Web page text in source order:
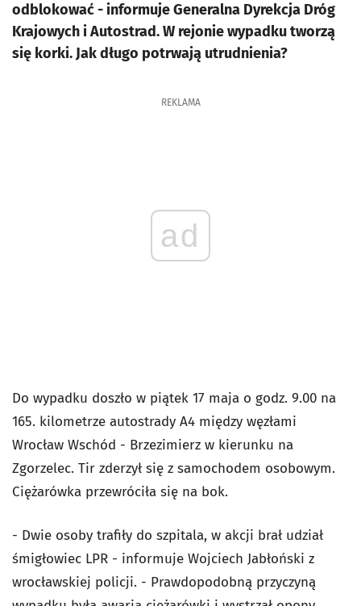
odblokować - informuje Generalna Dyrekcja Dróg
Krajowych i Autostrad. W rejonie wypadku tworzą
się korki. Jak długo potrwają utrudnienia?
REKLAMA
ad
Do wypadku doszło w piątek 17 maja o godz. 9.00 na
165. kilometrze autostrady A4 między węzłami
Wrocław Wschód - Brzezimierz w kierunku na
Zgorzelec. Tir zderzył się z samochodem osobowym.
Ciężarówka przewróciła się na bok.
- Dwie osoby trafiły do szpitala, w akcji brał udział
śmigłowiec LPR - informuje Wojciech Jabłoński z
wrocławskiej policji. - Prawdopodobną przyczyną